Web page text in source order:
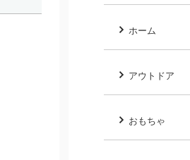
ホーム
アウトドア
おもちゃ